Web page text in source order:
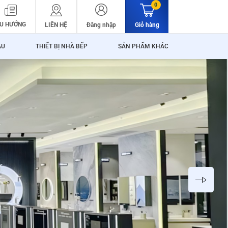
HƯỚNG LIÊN HỆ Đăng nhập
0
Giỏ hàng
THIẾT BỊ NHÀ BẾP SẢN PHẨM KHÁC